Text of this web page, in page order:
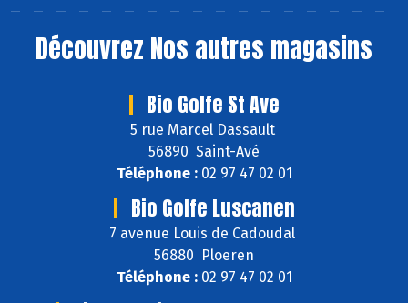
Découvrez Nos autres magasins
Bio Golfe St Ave
5 rue Marcel Dassault
56890 Saint-Avé
Téléphone :02 97 47 02 01
Bio Golfe Luscanen
7 avenue Louis de Cadoudal
56880 Ploeren
Téléphone :02 97 47 02 01